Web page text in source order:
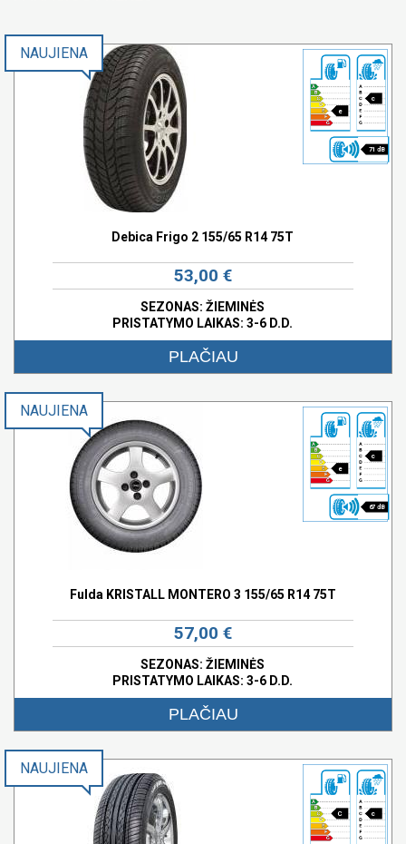
e
c
71 dB
NAUJIENA
Debica Frigo 2 155/65 R14 75T
53,00 €
SEZONAS: ŽIEMINĖS
PRISTATYMO LAIKAS: 3-6 D.D.
PLAČIAU
e
c
67 dB
NAUJIENA
Fulda KRISTALL MONTERO 3 155/65 R14 75T
57,00 €
SEZONAS: ŽIEMINĖS
PRISTATYMO LAIKAS: 3-6 D.D.
PLAČIAU
C c
NAUJIENA